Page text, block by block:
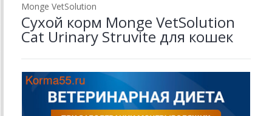
Monge VetSolution
Сухой корм Monge VetSolution
Cat Urinary Struvite для кошек